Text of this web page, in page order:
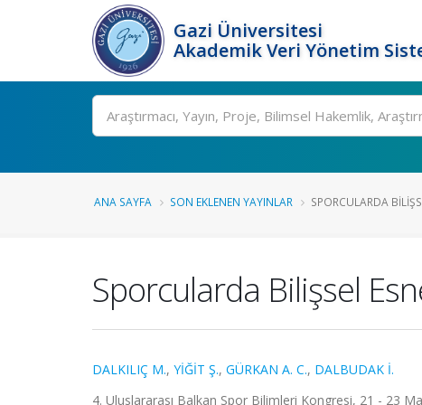
Gazi Üniversitesi
Akademik Veri Yönetim
Ara
ANA SAYFA SON EKLENEN YAYINLAR SPORCULARDA
Sporcularda Bilişsel
DALKILIÇ M., YİĞİT Ş., GÜRKAN A. C., DALBUDAK İ.
4. Uluslararası Balkan Spor Bilimleri Kongresi, 21 - 23